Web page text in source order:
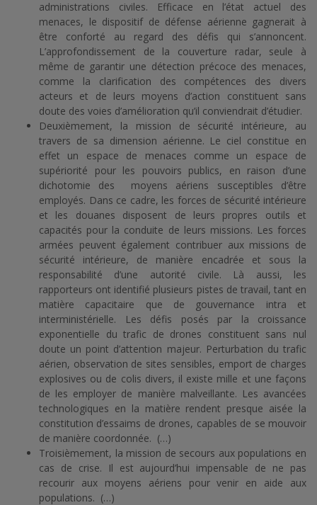
administrations civiles. Efficace en l’état actuel des
menaces, le dispositif de défense aérienne gagnerait à
être conforté au regard des défis qui s’annoncent.
L’approfondissement de la couverture radar, seule à
même de garantir une détection précoce des menaces,
comme la clarification des compétences des divers
acteurs et de leurs moyens d’action constituent sans
doute des voies d’amélioration qu’il conviendrait d’étudier.
Deuxièmement, la mission de sécurité intérieure, au
travers de sa dimension aérienne. Le ciel constitue en
effet un espace de menaces comme un espace de
supériorité pour les pouvoirs publics, en raison d’une
dichotomie des moyens aériens susceptibles d’être
employés. Dans ce cadre, les forces de sécurité intérieure
et les douanes disposent de leurs propres outils et
capacités pour la conduite de leurs missions. Les forces
armées peuvent également contribuer aux missions de
sécurité intérieure, de manière encadrée et sous la
responsabilité d’une autorité civile. Là aussi, les
rapporteurs ont identifié plusieurs pistes de travail, tant en
matière capacitaire que de gouvernance intra et
interministérielle. Les défis posés par la croissance
exponentielle du trafic de drones constituent sans nul
doute un point d’attention majeur. Perturbation du trafic
aérien, observation de sites sensibles, emport de charges
explosives ou de colis divers, il existe mille et une façons
de les employer de manière malveillante. Les avancées
technologiques en la matière rendent presque aisée la
constitution d’essaims de drones, capables de se mouvoir
de manière coordonnée. (…)
Troisièmement, la mission de secours aux populations en
cas de crise. Il est aujourd’hui impensable de ne pas
recourir aux moyens aériens pour venir en aide aux
populations. (…)